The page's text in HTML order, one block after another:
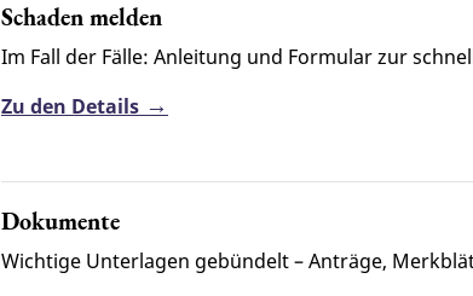
Schaden melden
Im Fall der Fälle: Anleitung und Formular zur
Zu den Details
Dokumente
Wichtige Unterlagen gebündelt – Anträge,